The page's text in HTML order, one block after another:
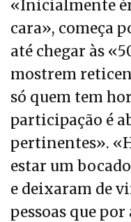
«Inicialmente
cara», começa
até chegar às
mostrem
só quem tem
participação é
pertinentes».
estar um
e deixaram de
pessoas que